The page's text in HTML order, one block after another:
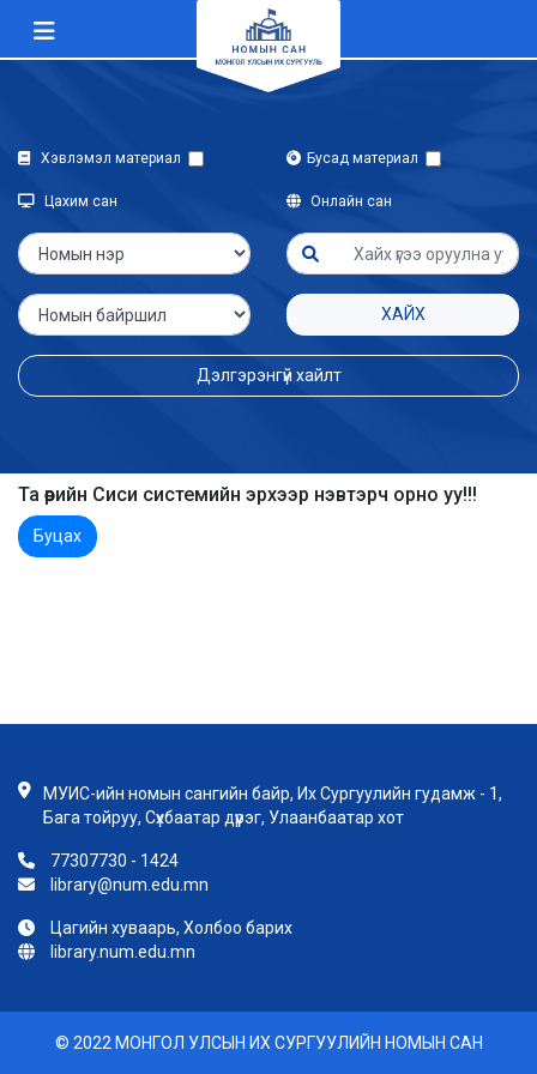
Хэвлэмэл материал Бусад материал
Цахим сан Онлайн сан
ХАЙХ
Дэлгэрэнгүй хайлт
Та өөрийн Сиси системийн эрхээр нэвтэрч орно уу!!!
Буцах
МУИС-ийн номын сангийн байр, Их Сургуулийн гудамж - 1,
Бага тойруу, Сүхбаатар дүүрэг, Улаанбаатар хот
77307730 - 1424
library@num.edu.mn
Цагийн хуваарь, Холбоо барих
library.num.edu.mn
© 2022 МОНГОЛ УЛСЫН ИХ СУРГУУЛИЙН НОМЫН САН